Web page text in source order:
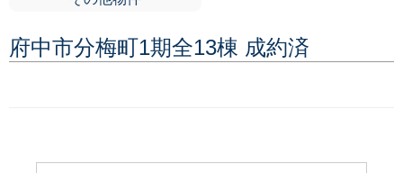
府中市分梅町1期全13棟 成約済